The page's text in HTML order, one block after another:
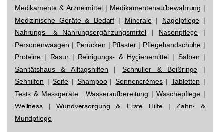
Medikamente & Arzneimittel| Medikamentenaufbewahrung |
Medizinische Geräte & Bedarf| Minerale| Nagelpflege|
Nahrungs- & Nahrungsergänzungsmittel | Nasenpflege |
Personenwaagen | Perücken | Pflaster | Pflegehandschuhe |
Proteine | Rasur| Reinigungs- & Hygienemittel | Salben |
Sanitätshaus & Alltagshilfen | Schnuller & Beißringe|
Sehhilfen | Seife| Shampoo|Sonnencrèmes |Tabletten |
Tests & Messgeräte | Wasseraufbereitung | Wäschepflege |
Wellness |Wundversorgung & Erste Hilfe| Zahn- &
Mundpflege